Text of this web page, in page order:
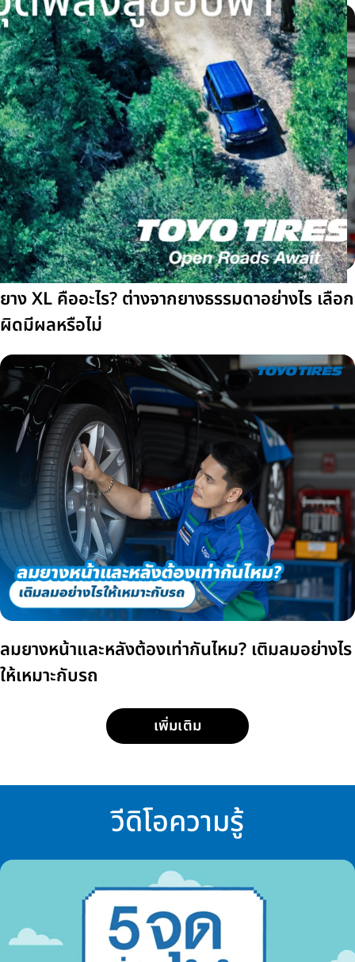
ยาง XL คืออะไร? ต่างจากยางธรรมดาอย่างไร เลือก
ผิดมีผลหรือไม่
ลมยางหน้าและหลังต้องเท่ากันไหม? เติมลมอย่างไร
ให้เหมาะกับรถ
เพิ่มเติม
วีดิโอความรู้